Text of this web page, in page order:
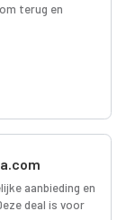
terug en
aanbieding en
deal is voor